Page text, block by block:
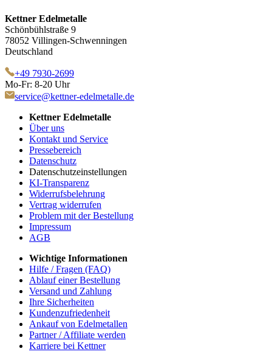
Kettner Edelmetalle
Schönbühlstraße 9
78052 Villingen-Schwenningen
Deutschland
+49 7930-2699
Mo-Fr: 8-20 Uhr
service@kettner-edelmetalle.de
Kettner Edelmetalle
Über uns
Kontakt und Service
Pressebereich
Datenschutz
Datenschutzeinstellungen
KI-Transparenz
Widerrufsbelehrung
Vertrag widerrufen
Problem mit der Bestellung
Impressum
AGB
Wichtige Informationen
Hilfe / Fragen (FAQ)
Ablauf einer Bestellung
Versand und Zahlung
Ihre Sicherheiten
Kundenzufriedenheit
Ankauf von Edelmetallen
Partner / Affiliate werden
Karriere bei Kettner